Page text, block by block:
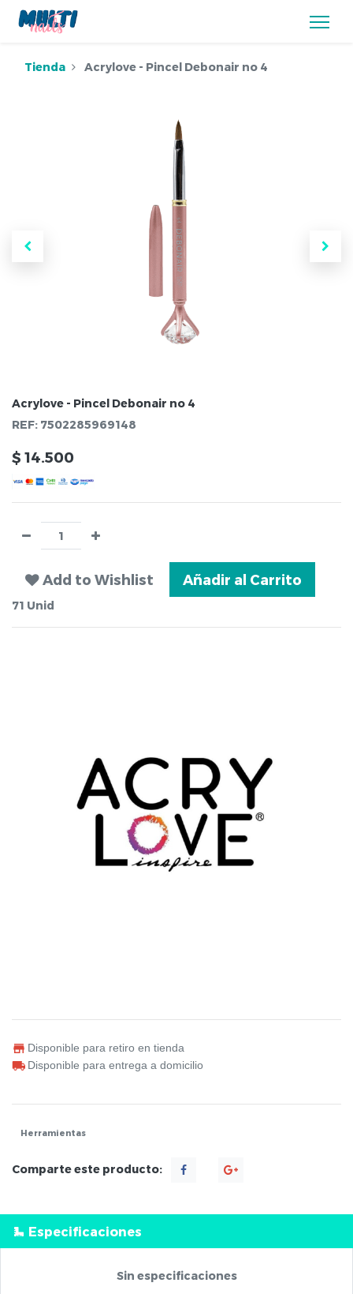
Tienda Acrylove - Pincel Debonair no 4
Acrylove - Pincel Debonair no 4
REF: 7502285969148
$ 14.500
Add to Wishlist Añadir al Carrito
71 Unid
Disponible para retiro en tienda
Disponible para entrega a domicilio
Herramientas
Comparte este producto:
Especificaciones
Sin especificaciones